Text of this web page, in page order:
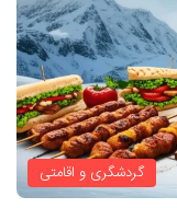
گردشگری و اقامتی